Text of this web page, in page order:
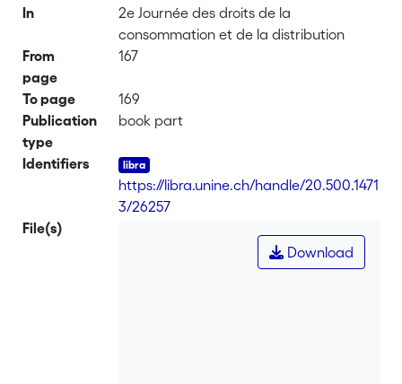
In
2e Journée des droits de la
consommation et de la distribution
From
page
167
To page
169
Publication
type
book part
Identifiers
https://libra.unine.ch/handle/20.500.1471
3/26257
File(s)
Download